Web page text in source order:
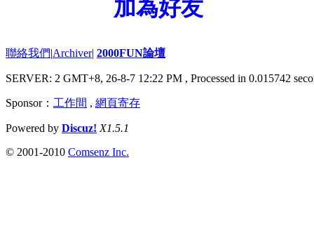
加為好友
聯絡我們|Archiver| 2000FUN論壇
SERVER: 2 GMT+8, 26-8-7 12:22 PM , Processed in 0.015742
Sponsor： 工作間 , 網頁寄存
Powered by Discuz! X1.5.1
© 2001-2010 Comsenz Inc.